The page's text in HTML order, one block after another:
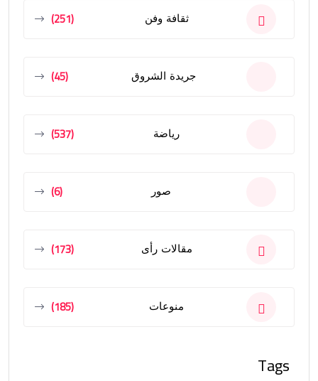
ثقافة وفن (251)
جريدة الشروق (45)
رياضة (537)
صور (6)
مقالات رأى (173)
منوعات (185)
Tags